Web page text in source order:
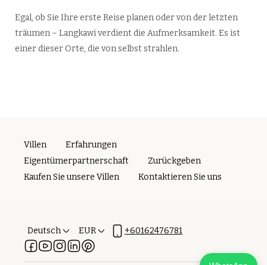
Egal, ob Sie Ihre erste Reise planen oder von der letzten
träumen – Langkawi verdient die Aufmerksamkeit. Es ist
einer dieser Orte, die von selbst strahlen.
Villen
Erfahrungen
Eigentümerpartnerschaft
Zurückgeben
Kaufen Sie unsere Villen
Kontaktieren Sie uns
Deutsch EUR +60162476781